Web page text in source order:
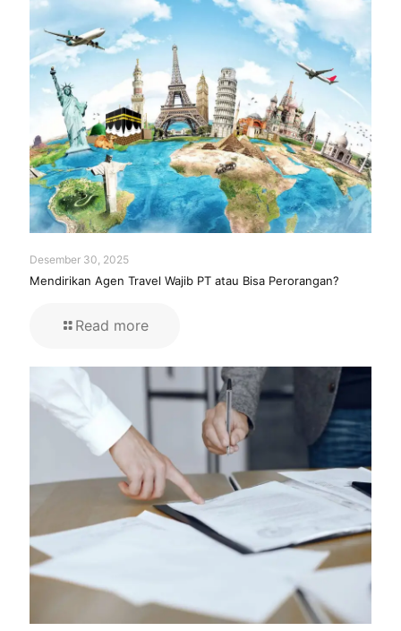
Desember 30, 2025
Mendirikan Agen Travel Wajib PT atau Bisa Perorangan?
Read more